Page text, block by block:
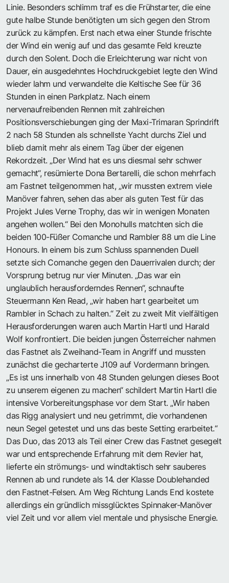
Linie. Besonders schlimm traf es die Frühstarter, die eine
gute halbe Stunde benötigten um sich gegen den Strom
zurück zu kämpfen. Erst nach etwa einer Stunde frischte
der Wind ein wenig auf und das gesamte Feld kreuzte
durch den Solent. Doch die Erleichterung war nicht von
Dauer, ein ausgedehntes Hochdruckgebiet legte den Wind
wieder lahm und verwandelte die Keltische See für 36
Stunden in einen Parkplatz. Nach einem
nervenaufreibenden Rennen mit zahlreichen
Positionsverschiebungen ging der Maxi-Trimaran Sprindrift
2 nach 58 Stunden als schnellste Yacht durchs Ziel und
blieb damit mehr als einem Tag über der eigenen
Rekordzeit. „Der Wind hat es uns diesmal sehr schwer
gemacht“, resümierte Dona Bertarelli, die schon mehrfach
am Fastnet teilgenommen hat, „wir mussten extrem viele
Manöver fahren, sehen das aber als guten Test für das
Projekt Jules Verne Trophy, das wir in wenigen Monaten
angehen wollen.“ Bei den Monohulls matchten sich die
beiden 100-Füßer Comanche und Rambler 88 um die Line
Honours. In einem bis zum Schluss spannenden Duell
setzte sich Comanche gegen den Dauerrivalen durch; der
Vorsprung betrug nur vier Minuten. „Das war ein
unglaublich herausforderndes Rennen“, schnaufte
Steuermann Ken Read, „wir haben hart gearbeitet um
Rambler in Schach zu halten.“ Zeit zu zweit Mit vielfältigen
Herausforderungen waren auch Martin Hartl und Harald
Wolf konfrontiert. Die beiden jungen Österreicher nahmen
das Fastnet als Zweihand-Team in Angriff und mussten
zunächst die gecharterte J109 auf Vordermann bringen.
„Es ist uns innerhalb von 48 Stunden gelungen dieses Boot
zu unserem eigenen zu machen“ schildert Martin Hartl die
intensive Vorbereitungsphase vor dem Start. „Wir haben
das Rigg analysiert und neu getrimmt, die vorhandenen
neun Segel getestet und uns das beste Setting erarbeitet.“
Das Duo, das 2013 als Teil einer Crew das Fastnet gesegelt
war und entsprechende Erfahrung mit dem Revier hat,
lieferte ein strömungs- und windtaktisch sehr sauberes
Rennen ab und rundete als 14. der Klasse Doublehanded
den Fastnet-Felsen. Am Weg Richtung Lands End kostete
allerdings ein gründlich missglücktes Spinnaker-Manöver
viel Zeit und vor allem viel mentale und physische Energie.